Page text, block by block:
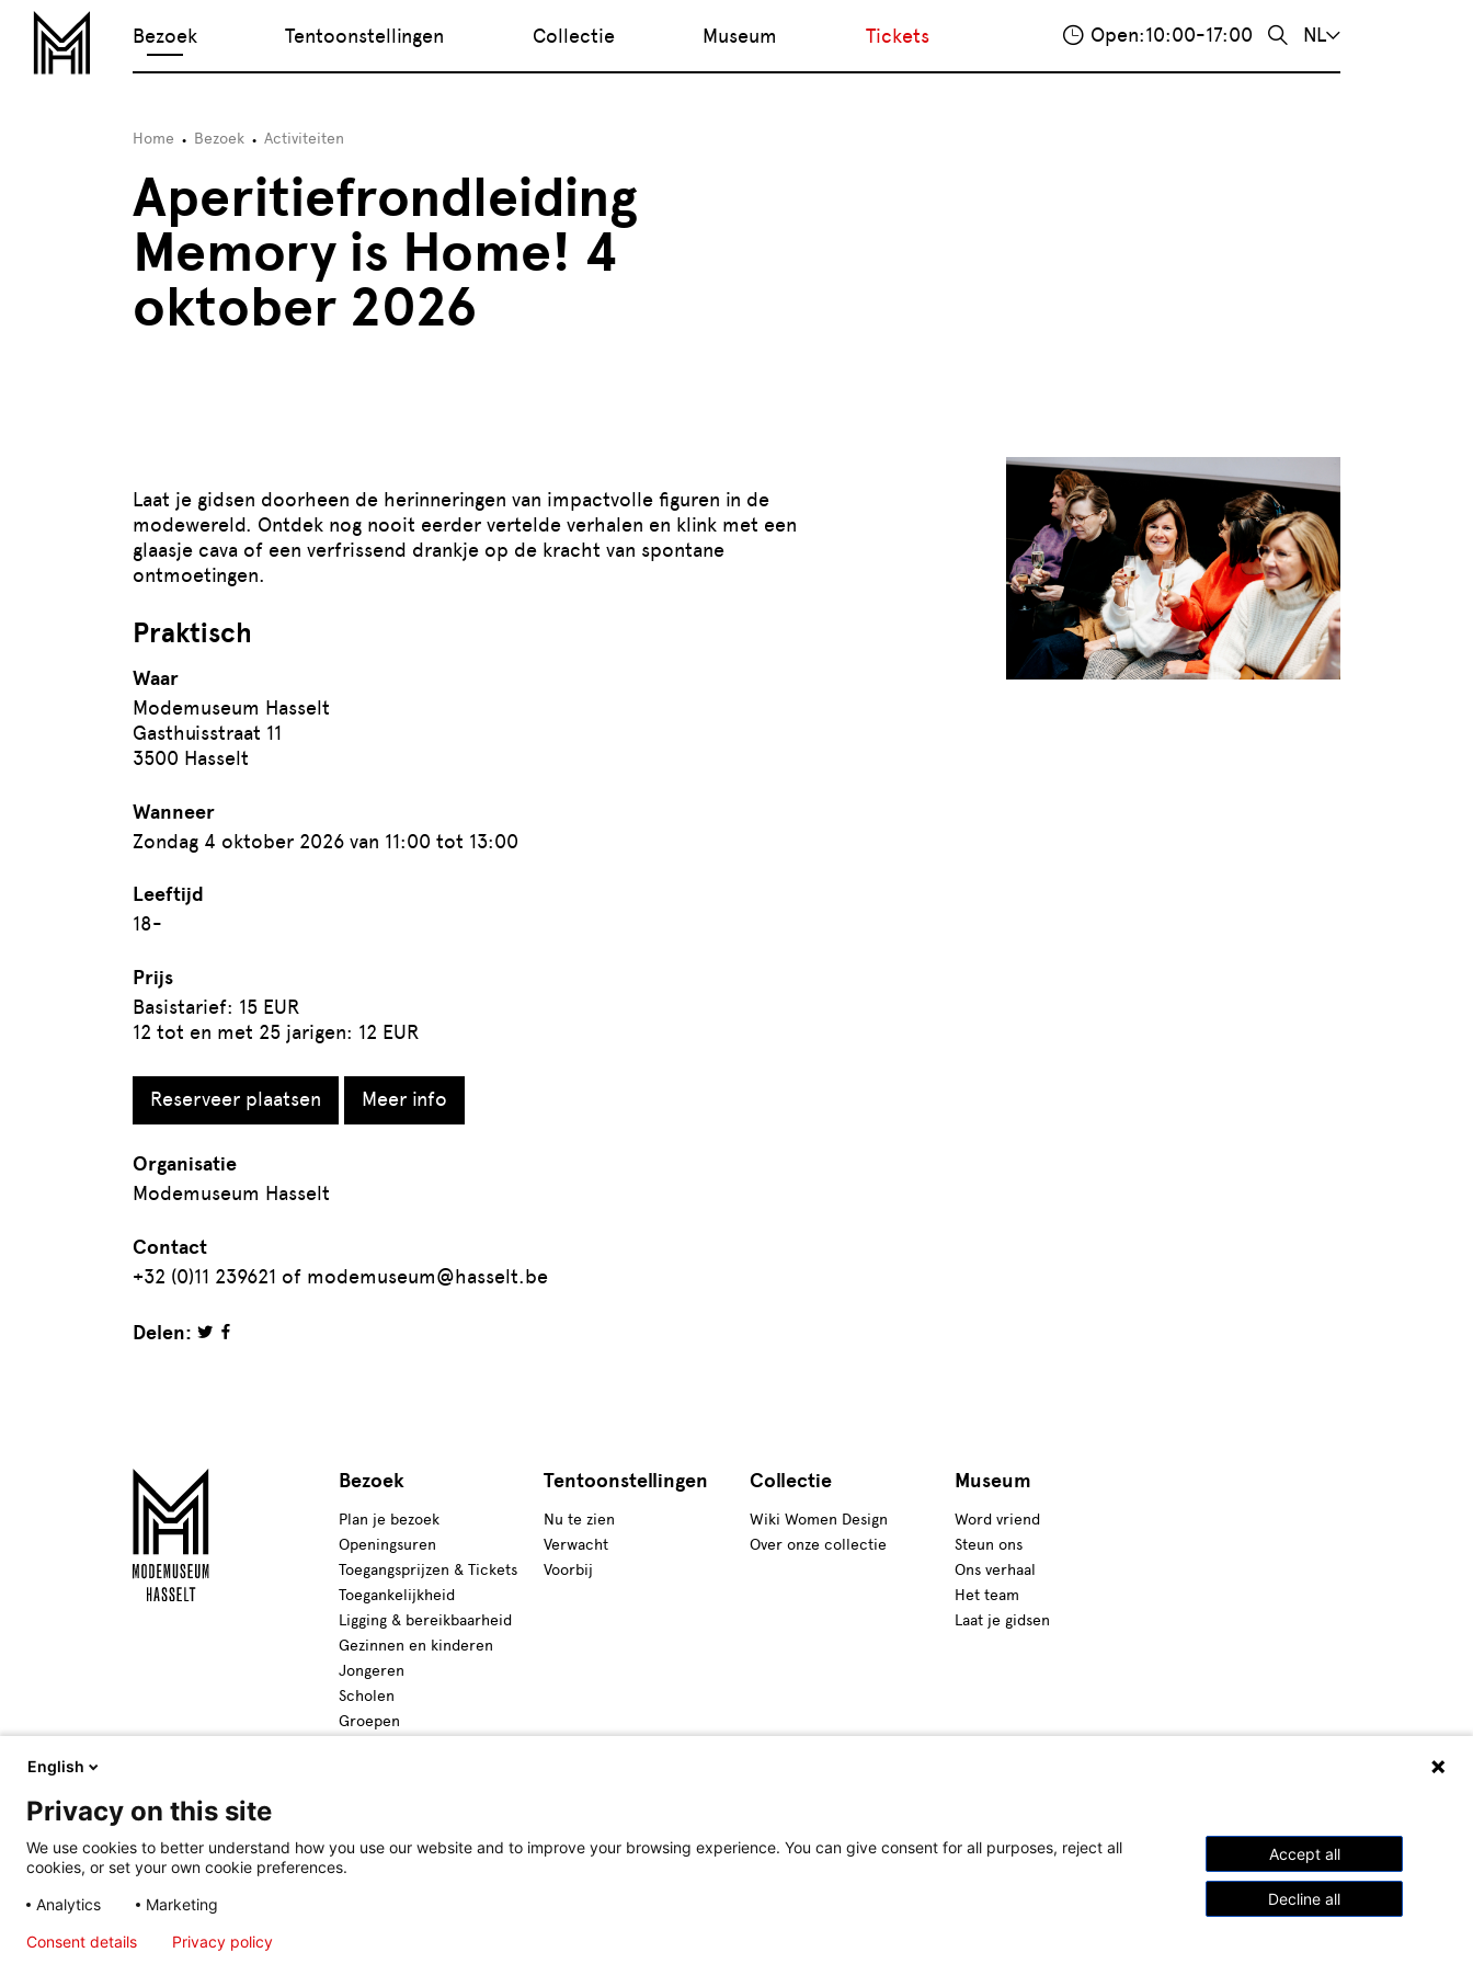
Bezoek Tentoonstellingen Collectie Museum Tickets Open:10:00-17:00 NL
Home Bezoek Activiteiten
Aperitiefrondleiding
Memory is Home! 4
oktober 2026
Laat je gidsen doorheen de herinneringen van impactvolle figuren in de
modewereld. Ontdek nog nooit eerder vertelde verhalen en klink met een
glaasje cava of een verfrissend drankje op de kracht van spontane
ontmoetingen.
Praktisch
Waar
Modemuseum Hasselt
Gasthuisstraat 11
3500 Hasselt
Wanneer
Zondag 4 oktober 2026 van 11:00 tot 13:00
Leeftijd
18-
Prijs
Basistarief: 15 EUR
12 tot en met 25 jarigen: 12 EUR
Reserveer plaatsen Meer info
Organisatie
Modemuseum Hasselt
Contact
+32 (0)11 239621 of modemuseum@hasselt.be
Delen:
Bezoek
Plan je bezoek
Openingsuren
Toegangsprijzen & Tickets
Toegankelijkheid
Ligging & bereikbaarheid
Gezinnen en kinderen
Jongeren
Scholen
Groepen
Tentoonstellingen
Nu te zien
Verwacht
Voorbij
Collectie
Wiki Women Design
Over onze collectie
Museum
Word vriend
Steun ons
Ons verhaal
Het team
Laat je gidsen
English
Privacy on this site
We use cookies to better understand how you use our website and to improve your browsing experience. You can give consent for all purposes, reject all
cookies, or set your own cookie preferences.
Analytics
Marketing
Accept all
Decline all
Consent details Privacy policy